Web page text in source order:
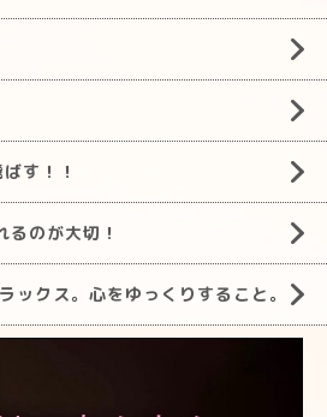
す！！
るのが大切！
ックス。心をゆっくりすること。